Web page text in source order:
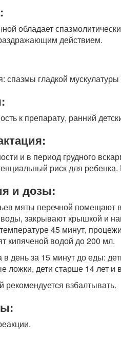
обладает
действием.
спазмы гладкой
к препарату, ранний
и в период грудного
риск для
и дозы:
мяты перечной
воды, закрывают крышкой и
45 минут,
кипяченой водой до 200 мл.
день за 15 минут до еды:
ложки, дети старше 14 лет и
взбалтывать.